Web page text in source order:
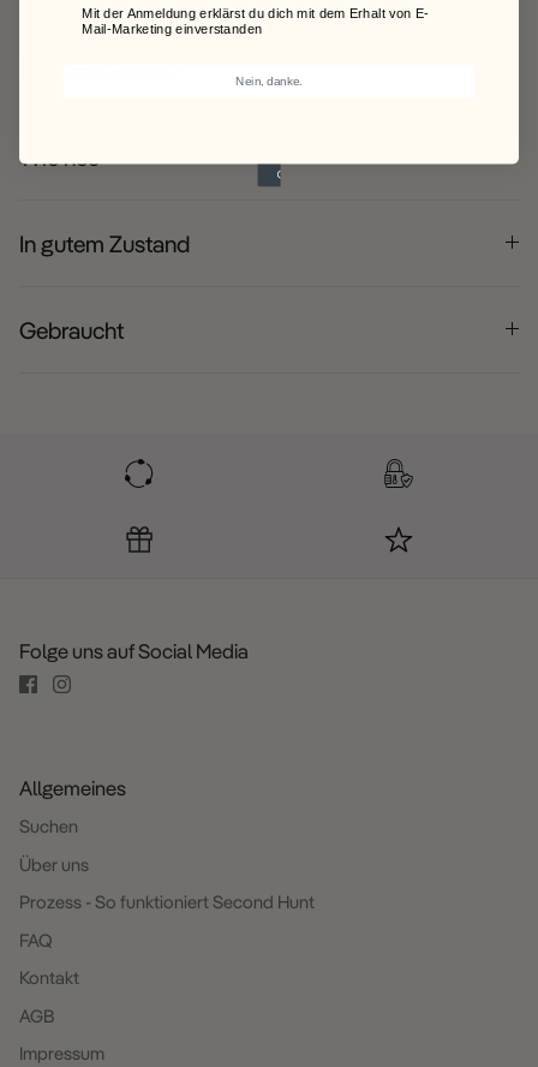
Wie neu
In gutem Zustand
Gebraucht
Folge uns auf Social Media
Allgemeines
Suchen
Über uns
Prozess - So funktioniert Second Hunt
FAQ
Kontakt
AGB
Impressum
Mit der Anmeldung erklärst du dich mit dem Erhalt von E-
Mail-Marketing einverstanden
Nein, danke.